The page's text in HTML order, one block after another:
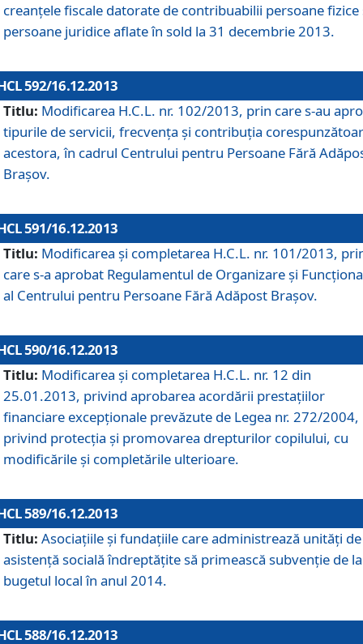
creanţele fiscale datorate de contribuabilii persoane fizice
persoane juridice aflate în sold la 31 decembrie 2013.
592/16.12.2013
Titlu: Modificarea H.C.L. nr. 102/2013, prin care s-au
tipurile de servicii, frecvenţa şi contribuţia
acestora, în cadrul Centrului pentru Persoane Fără
Braşov.
591/16.12.2013
Titlu: Modificarea şi completarea H.C.L. nr. 101/2013,
care s-a aprobat Regulamentul de Organizare şi
al Centrului pentru Persoane Fără Adăpost Braşov.
590/16.12.2013
Titlu: Modificarea şi completarea H.C.L. nr. 12 din
25.01.2013, privind aprobarea acordării prestaţiilor
financiare excepţionale prevăzute de Legea nr. 272/2004,
privind protecţia şi promovarea drepturilor copilului, cu
modificările şi completările ulterioare.
589/16.12.2013
Titlu: Asociaţiile şi fundaţiile care administrează unităţi de
asistenţă socială îndreptăţite să primească subvenţie de la
bugetul local în anul 2014.
588/16.12.2013